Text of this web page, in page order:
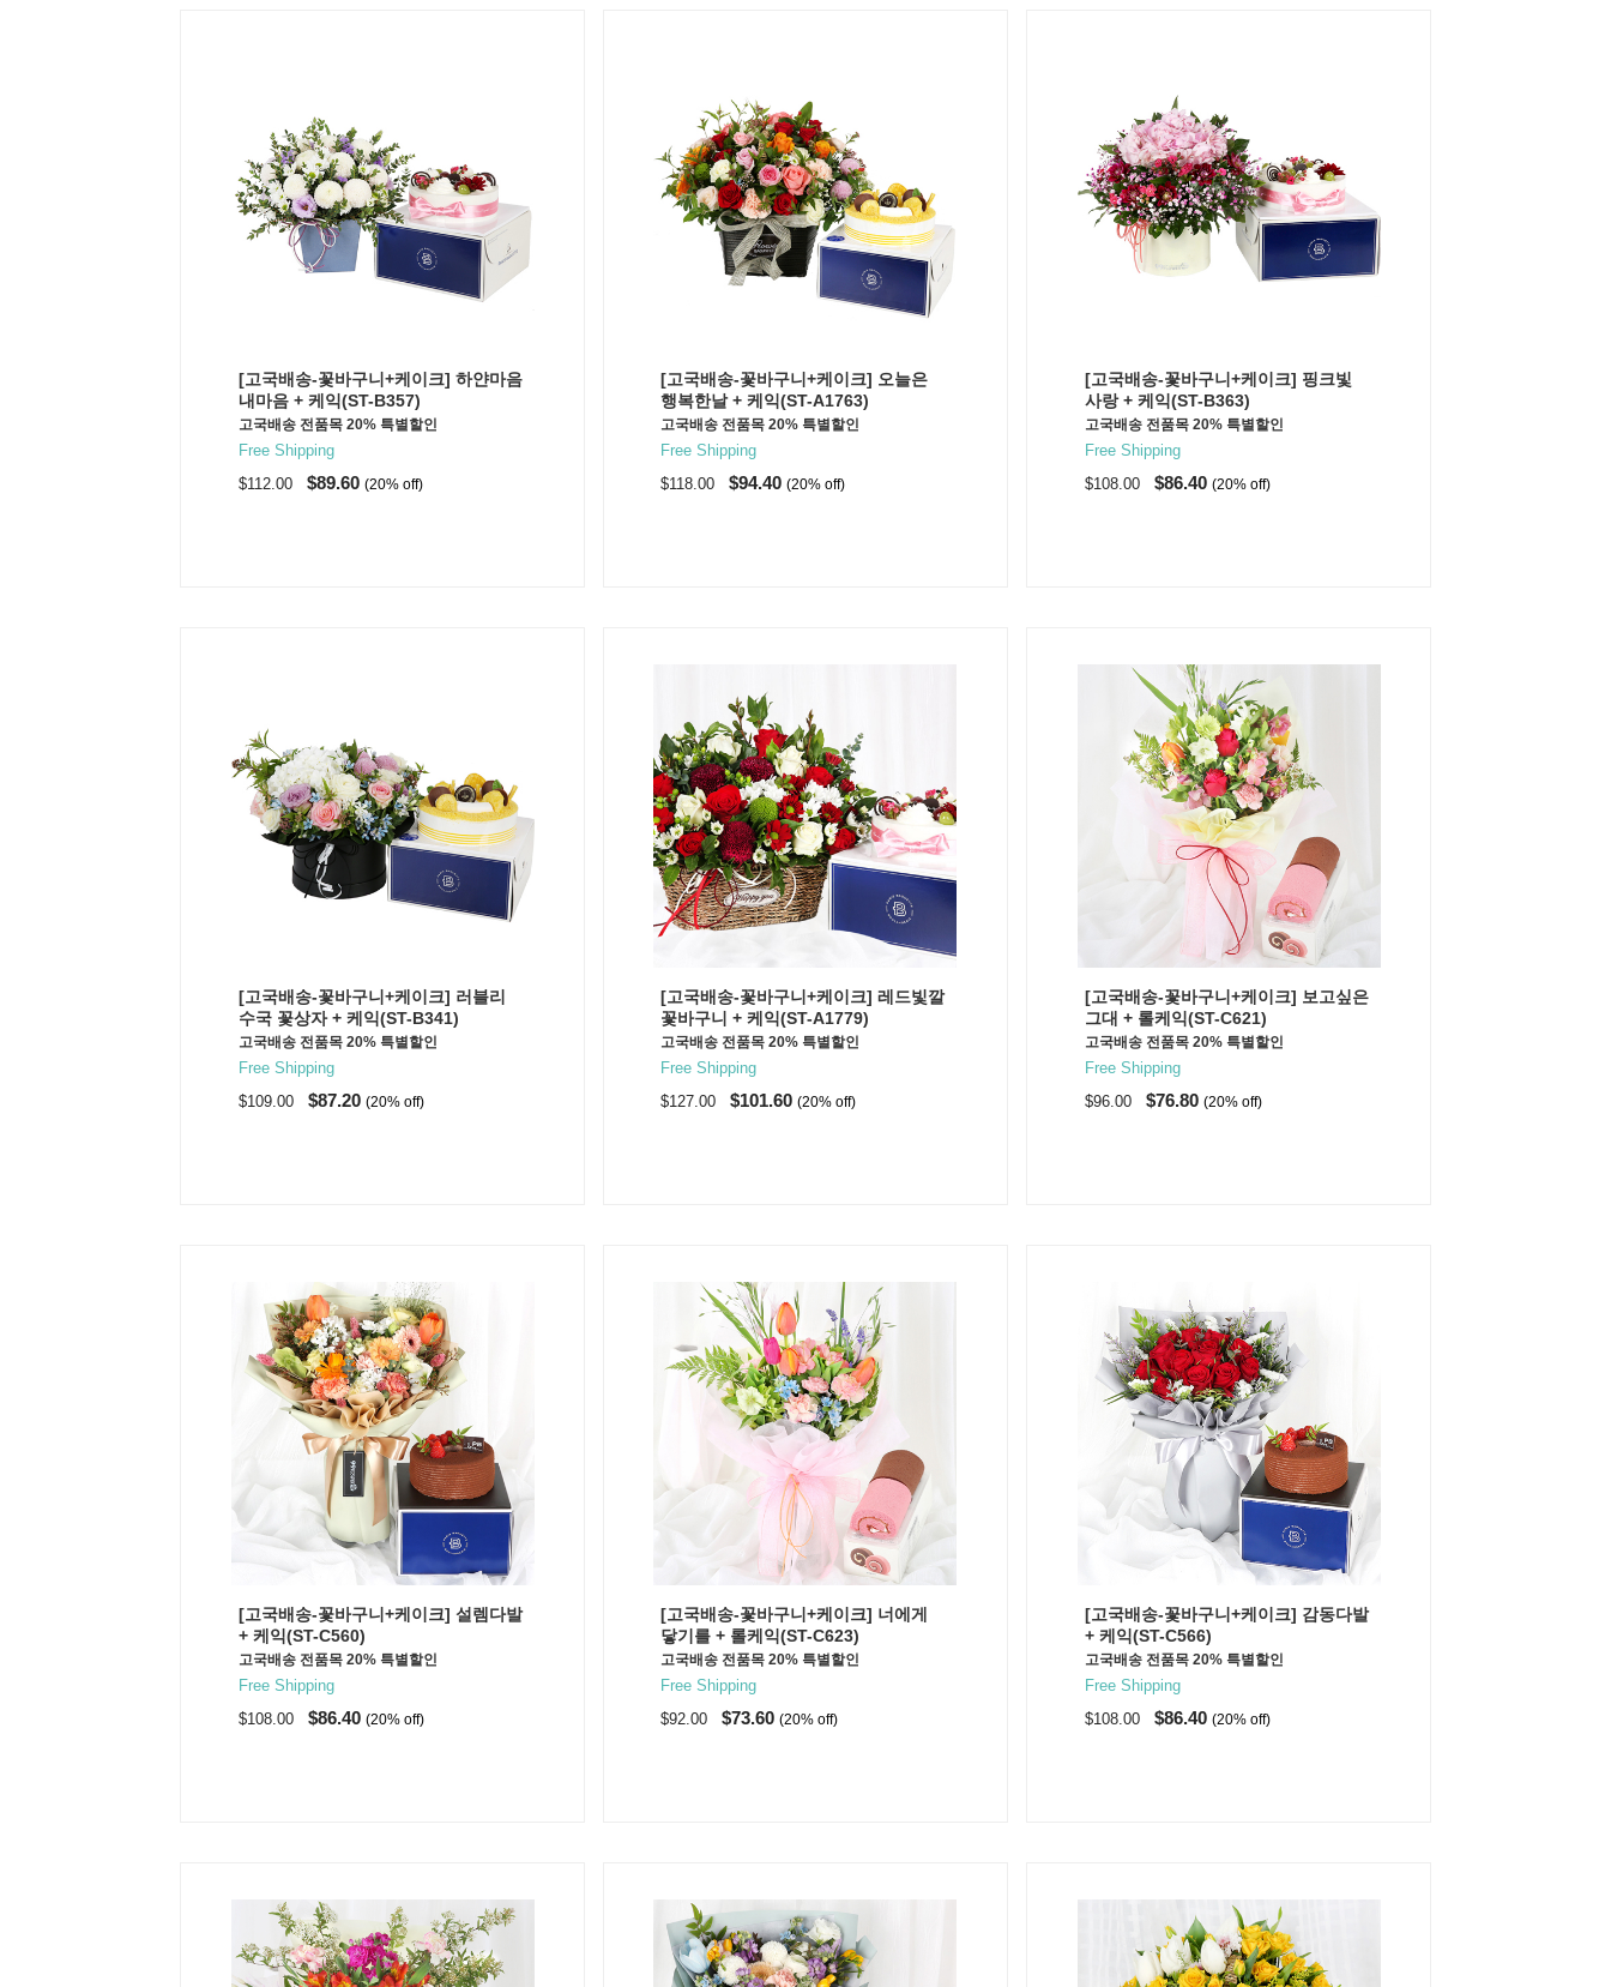
[고국배송-꽃바구니+케이크] 하얀마음
내마음 + 케익(ST-B357)
고국배송 전품목 20% 특별할인
Free Shipping
$112.00 $89.60 (20% off)
[고국배송-꽃바구니+케이크] 오늘은
행복한날 + 케익(ST-A1763)
고국배송 전품목 20% 특별할인
Free Shipping
$118.00$94.40(20% off)
[고국배송-꽃바구니+케이크] 핑크빛
사랑 + 케익(ST-B363)
고국배송 전품목 20% 특별할인
Free Shipping
$108.00 $86.40 (20% off)
[고국배송-꽃바구니+케이크] 러블리
수국 꽃상자 + 케익(ST-B341)
고국배송 전품목 20% 특별할인
Free Shipping
$109.00 $87.20 (20% off)
[고국배송-꽃바구니+케이크] 레드빛깔
꽃바구니 + 케익(ST-A1779)
고국배송 전품목 20% 특별할인
Free Shipping
$127.00$101.60(20% off)
[고국배송-꽃바구니+케이크] 보고싶은
그대 + 롤케익(ST-C621)
고국배송 전품목 20% 특별할인
Free Shipping
$96.00 $76.80 (20% off)
[고국배송-꽃바구니+케이크] 설렘다발
+ 케익(ST-C560)
고국배송 전품목 20% 특별할인
Free Shipping
$108.00 $86.40 (20% off)
[고국배송-꽃바구니+케이크] 너에게
닿기를 + 롤케익(ST-C623)
고국배송 전품목 20% 특별할인
Free Shipping
$92.00$73.60(20% off)
[고국배송-꽃바구니+케이크] 감동다발
+ 케익(ST-C566)
고국배송 전품목 20% 특별할인
Free Shipping
$108.00 $86.40 (20% off)